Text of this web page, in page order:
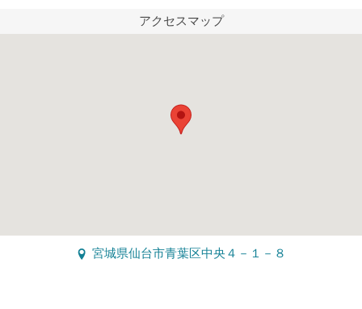
アクセスマップ
宮城県仙台市青葉区中央４－１－８